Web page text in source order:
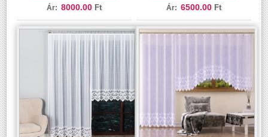
Ár: 8000.00 Ft Ár: 6500.00 Ft